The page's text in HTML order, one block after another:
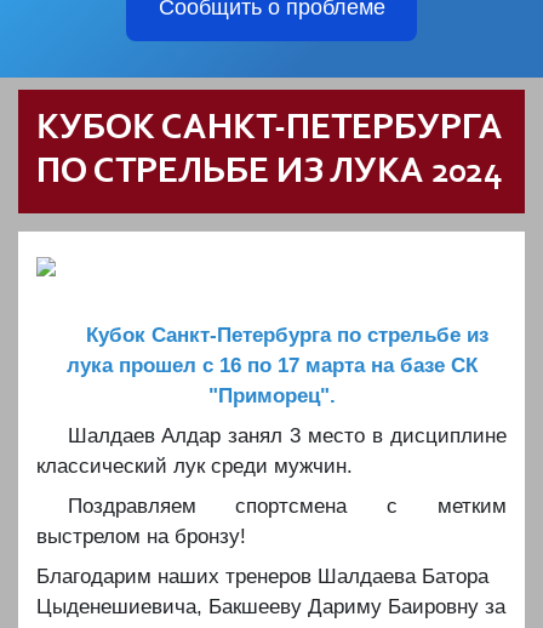
Сообщить о проблеме
КУБОК САНКТ-ПЕТЕРБУРГА
ПО СТРЕЛЬБЕ ИЗ ЛУКА 2024
Кубок Санкт-Петербурга по стрельбе из
лука прошел с 16 по 17 марта на базе СК
"Приморец".
Шалдаев Алдар занял 3 место в дисциплине
классический лук среди мужчин.
Поздравляем спортсмена с метким
выстрелом на бронзу!
Благодарим наших тренеров Шалдаева Батора
Цыденешиевича, Бакшееву Дариму Баировну за